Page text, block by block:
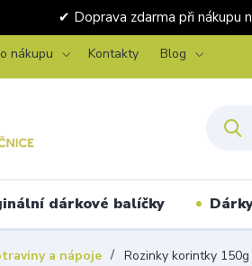
✔ Doprava zdarma při
nákupu Kontakty Blog
dárkové balíčky
a nápoje Rozinky korintky